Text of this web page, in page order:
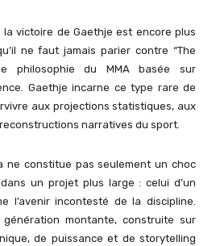
victoire de Gaethje est encore plus
ne faut jamais parier contre “The
philosophie du MMA basée sur
Gaethje incarne ce type rare de
aux projections statistiques, aux
narratives du sport.
ne constitue pas seulement un choc
un projet plus large : celui d’un
l’avenir incontesté de la discipline.
montante, construite sur
de puissance et de storytelling